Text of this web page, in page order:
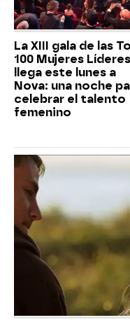
La XIII gala de las
100 Mujeres Líderes
llega este lunes a
Nova: una noche
celebrar el talento
femenino